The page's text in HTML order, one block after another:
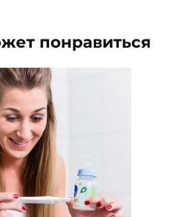
понравиться